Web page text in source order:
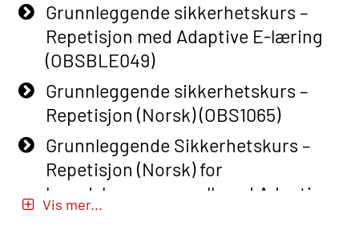
Grunnleggende sikkerhetskurs –
Repetisjon med Adaptive E-læring
(OBSBLE049)
Grunnleggende sikkerhetskurs –
Repetisjon (Norsk) (OBS1065)
Grunnleggende Sikkerhetskurs –
Repetisjon (Norsk) for
beredskapspersonell med Adaptive
E-læring (OBSBLE051)
Vis mer...